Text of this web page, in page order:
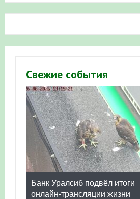
Свежие события
Банк Уралсиб подвёл итоги
онлайн-трансляции жизни